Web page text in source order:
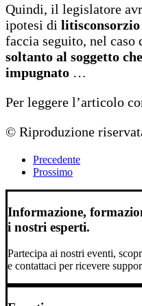
Quindi, il legislatore
ipotesi di litisconsorzio
faccia seguito, nel caso
soltanto al soggetto
impugnato …
Per leggere l’articolo
© Riproduzione
Precedente
Prossimo
Informazione,
i nostri esperti.
Partecipa ai nostri eventi,
e contattaci per ricevere